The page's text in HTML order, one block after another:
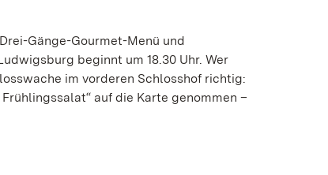
Gänge-Gourmet-Menü und
beginnt um 18.30 Uhr. Wer
im vorderen Schlosshof richtig:
auf die Karte genommen –